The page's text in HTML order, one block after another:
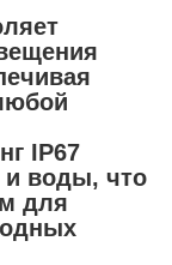
IP67
и воды, что
для